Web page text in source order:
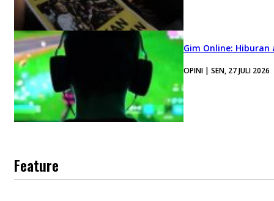
Gim Online:
OPINI | SEN, 27 JULI 2026
Feature